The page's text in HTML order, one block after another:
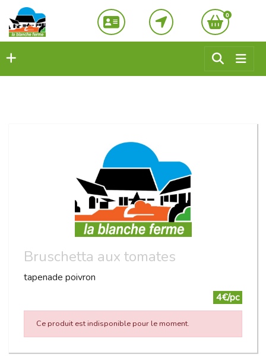
0
Bruschetta aux tomates
tapenade poivron
4€/pc
Ce produit est indisponible pour le moment.